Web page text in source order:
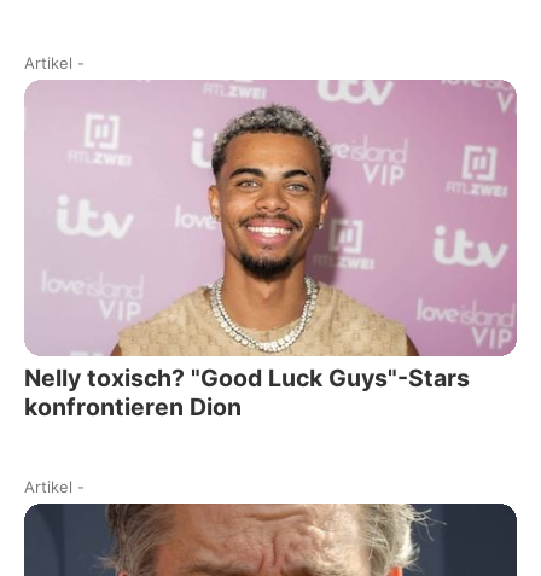
Artikel -
Nelly toxisch? "Good Luck Guys"-Stars
konfrontieren Dion
Artikel -